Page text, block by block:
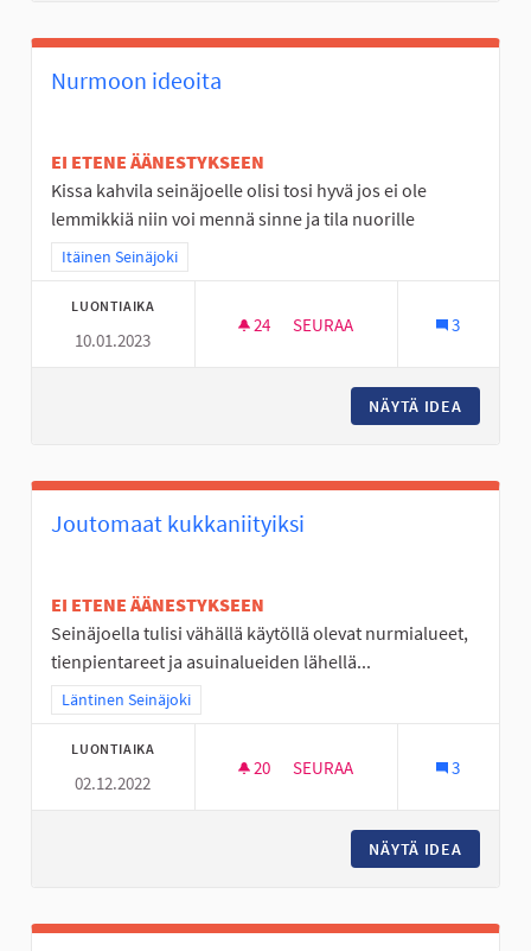
Nurmoon ideoita
EI ETENE ÄÄNESTYKSEEN
Kissa kahvila seinäjoelle olisi tosi hyvä jos ei ole
lemmikkiä niin voi mennä sinne ja tila nuorille
Rajaa tulokset teeman mukaan: Itäinen Seinäjoki
Itäinen Seinäjoki
LUONTIAIKA
10.01.2023
24 24 SEURAAJAA
SEURAA 3
NÄYTÄ IDEA
Joutomaat kukkaniityiksi
EI ETENE ÄÄNESTYKSEEN
Seinäjoella tulisi vähällä käytöllä olevat nurmialueet,
tienpientareet ja asuinalueiden lähellä...
Rajaa tulokset teeman mukaan: Läntinen Seinäjoki
Läntinen Seinäjoki
LUONTIAIKA
02.12.2022
20 20 SEURAAJAA
SEURAA 3
NÄYTÄ IDEA